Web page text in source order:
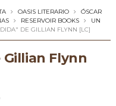
OASIS LITERARIO
ÓSCAR
RESERVOIR BOOKS
UN
DE GILLIAN FLYNN [LC]
Gillian Flynn